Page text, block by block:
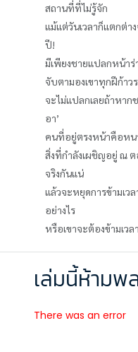
สถานที่ที่ไม่รู้จัก
แม้แต่วันเวลาก็แตกต่า
ปี!
มีเพียงชายแปลกหน้า
จับตามองเขาทุกฝีก้าว
จะไม่แปลกเลยถ้าหาก
อา’
คนที่อยู่ตรงหน้าคือหน
สิ่งที่กำลังเผชิญอยู่ ณ
จริงกันแน่
แล้วจะหยุดการข้ามเว
อย่างไร
หรือเขาจะต้องข้ามเว
เล่มนี้ห้ามพ
There was an error